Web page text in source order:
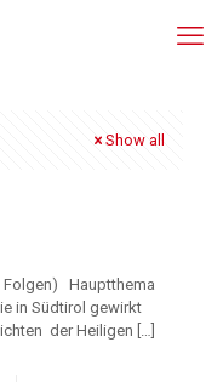
Show all
Folgen) Hauptthema
in Südtirol gewirkt
der Heiligen […]